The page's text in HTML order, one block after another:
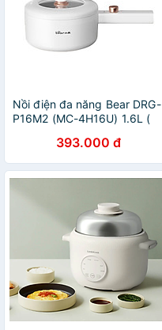
Nồi điện đa năng Bear DRG-
P16M2 (MC-4H16U) 1.6L (
393.000 đ